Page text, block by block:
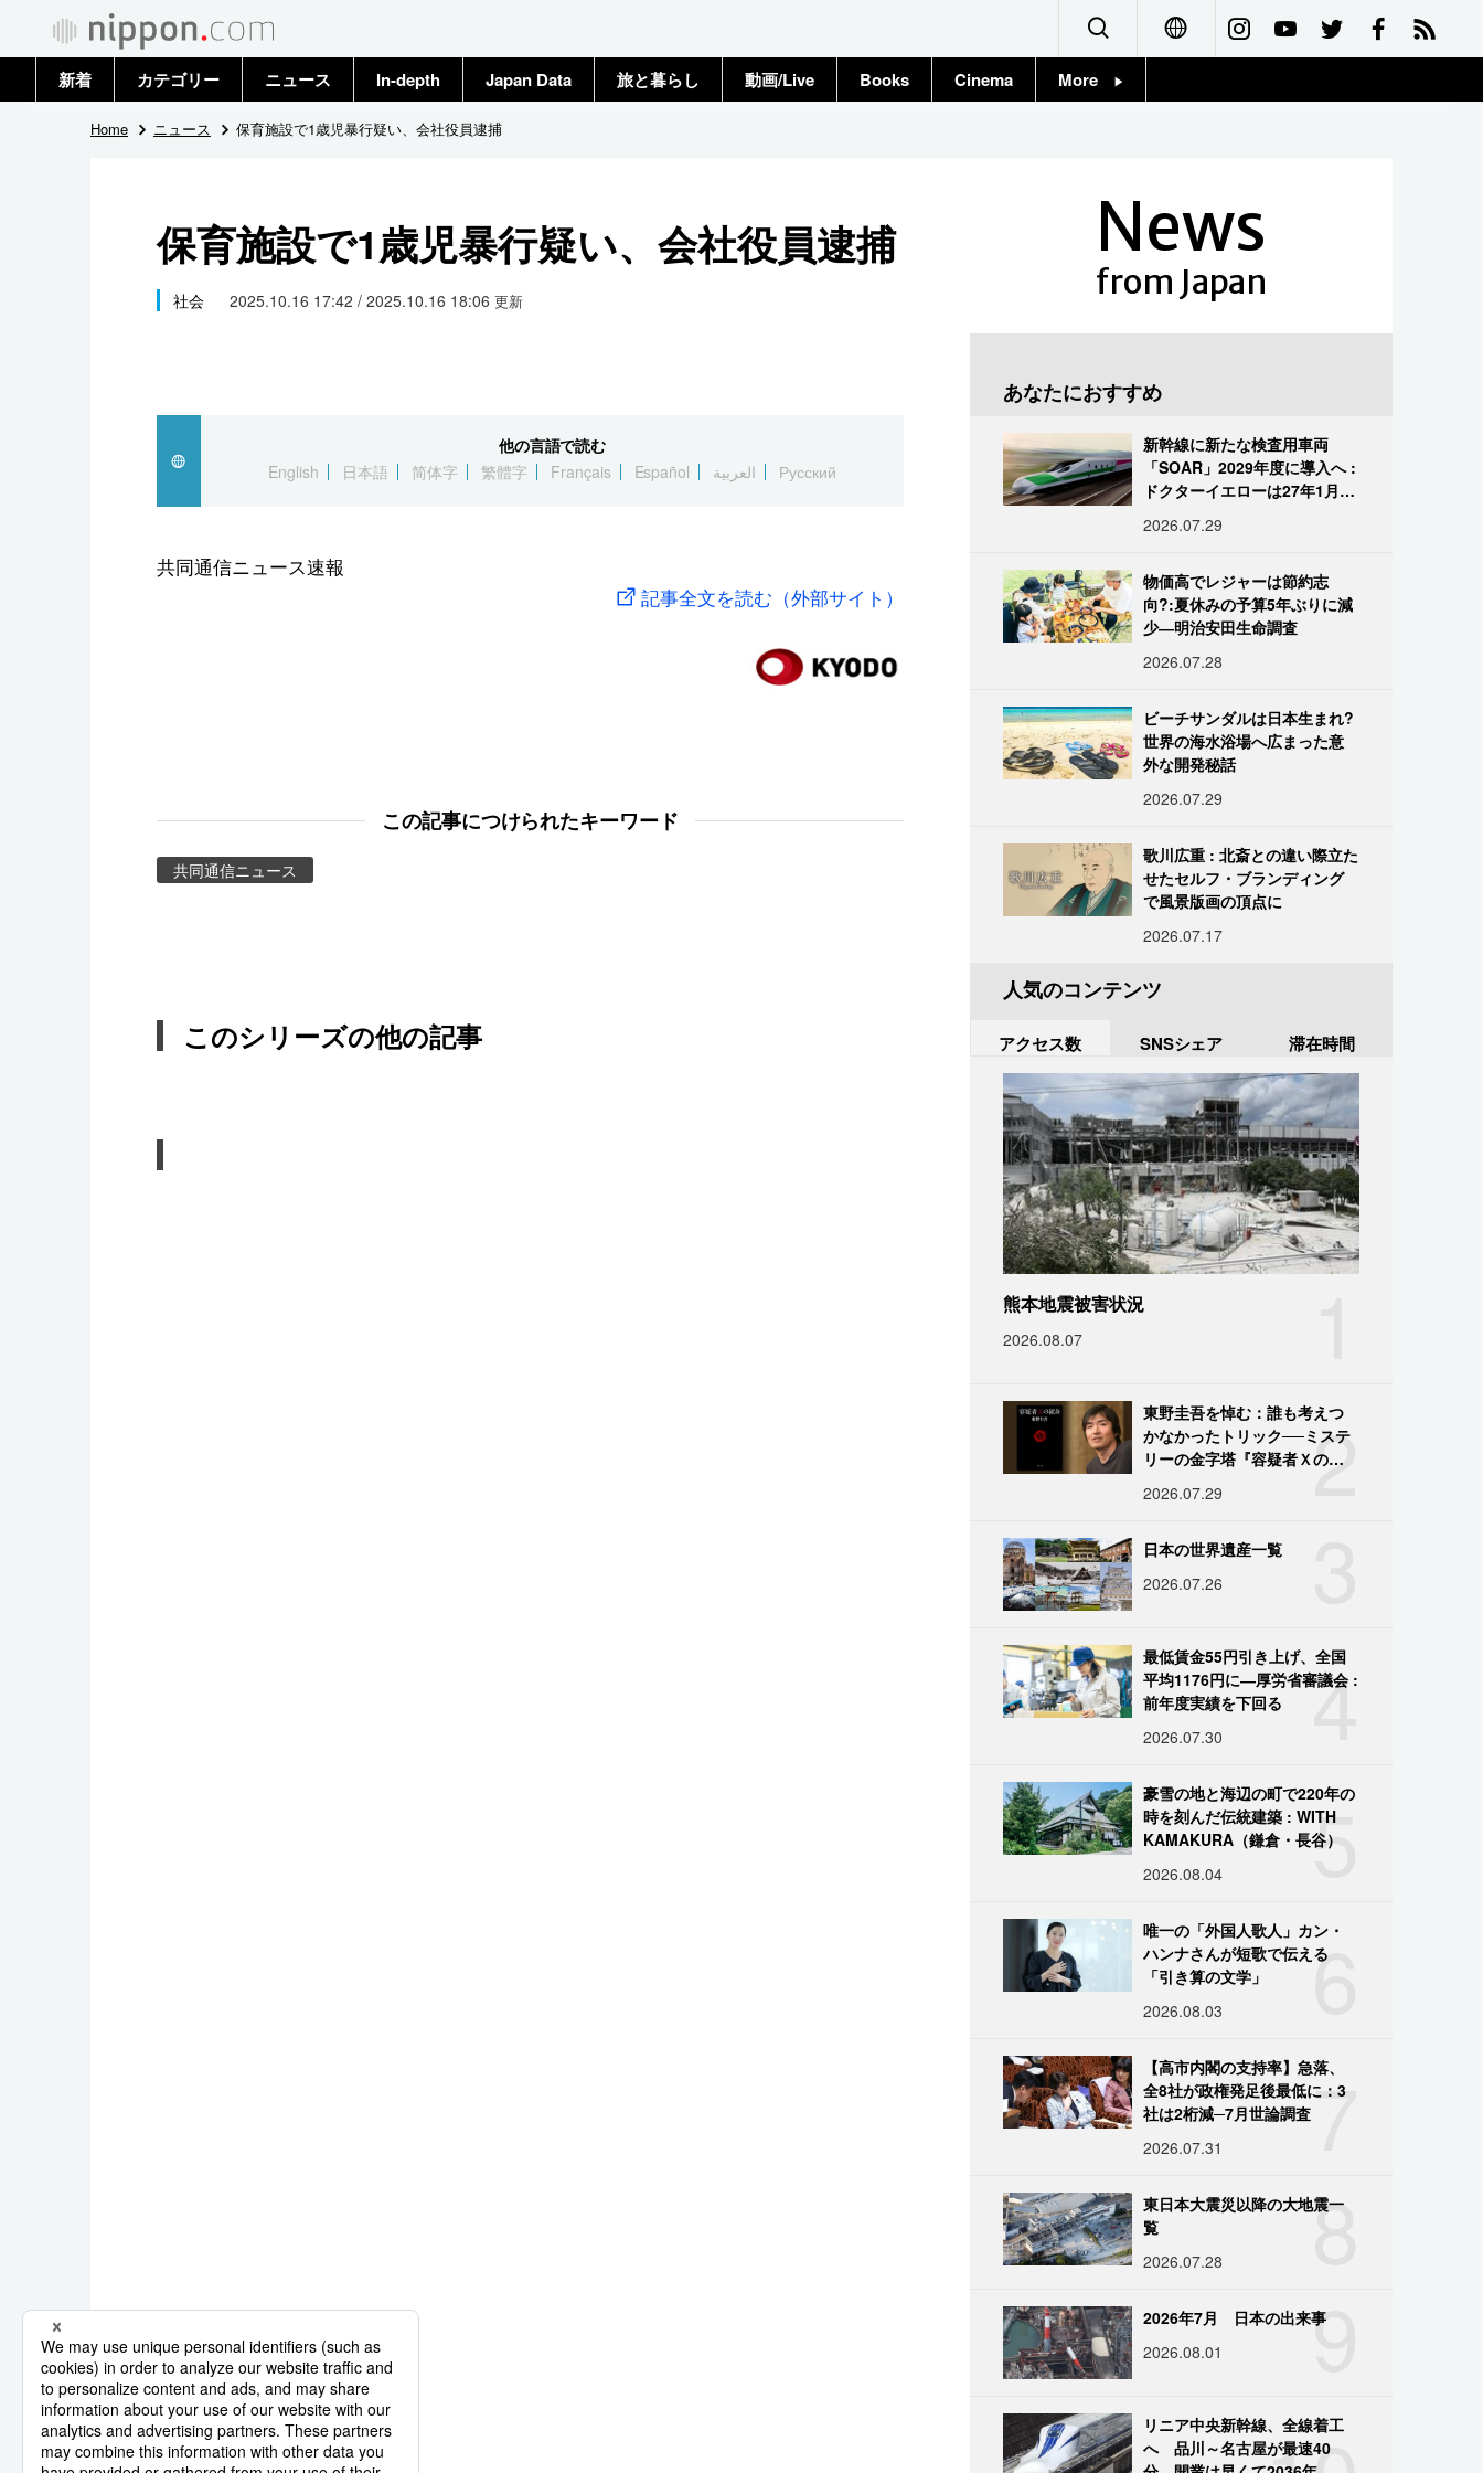
Français
新着 カテゴリー
政治・外交
国際
科学・技術
暮らし
ニュース
トップ
In-depth Japan Data 旅と暮らし 動画/Live Books Cinema More
Home ニュース 保育施設で1歳児暴行疑い、会社役員逮捕
保育施設で1歳児暴行疑い、会社役員逮捕
社会 2025.10.16 17:42 / 2025.10.16 18:06 更新
他の言語で読む
English
日本語 简体字 繁體字 Français Español العربية Русский
共同通信ニュース速報
記事全文を読む（外部サイト）
この記事につけられたキーワード
共同通信ニュース
このシリーズの他の記事
News
from Japan
あなたにおすすめ
新幹線に新たな検査用車両
「SOAR」2029年度に導入へ :
ドクターイエローは27年1月に
2026.07.29
物価高でレジャーは節約志
向?:夏休みの予算5年ぶりに減
少―明治安田生命調査
2026.07.28
ビーチサンダルは日本生まれ?
世界の海水浴場へ広まった意
外な開発秘話
2026.07.29
歌川広重 : 北斎との違い際立た
せたセルフ・ブランディング
で風景版画の頂点に
2026.07.17
人気のコンテンツ
アクセス数 SNSシェア 滞在時間
熊本地震被害状況
2026.08.07
2
東野圭吾を悼む：誰も考えつ
かなかったトリック──ミステ
リーの金字塔『容疑者Ｘの献
2026.07.29
日本の世界遺産一覧
2026.07.26
4
最低賃金55円引き上げ、全国
平均1176円に―厚労省審議会 :
前年度実績を下回る
2026.07.30
5
豪雪の地と海辺の町で220年の
時を刻んだ伝統建築 : WITH
KAMAKURA（鎌倉・長谷）
2026.08.04
6
唯一の「外国人歌人」カン・
ハンナさんが短歌で伝える
「引き算の文学」
2026.08.03
7
【高市内閣の支持率】急落、
全8社が政権発足後最低に：3
社は2桁減─7月世論調査
2026.07.31
8
東日本大震災以降の大地震一
覧
2026.07.28
9
2026年7月 日本の出来事
2026.08.01
リニア中央新幹線、全線着工
へ 品川～名古屋が最速40